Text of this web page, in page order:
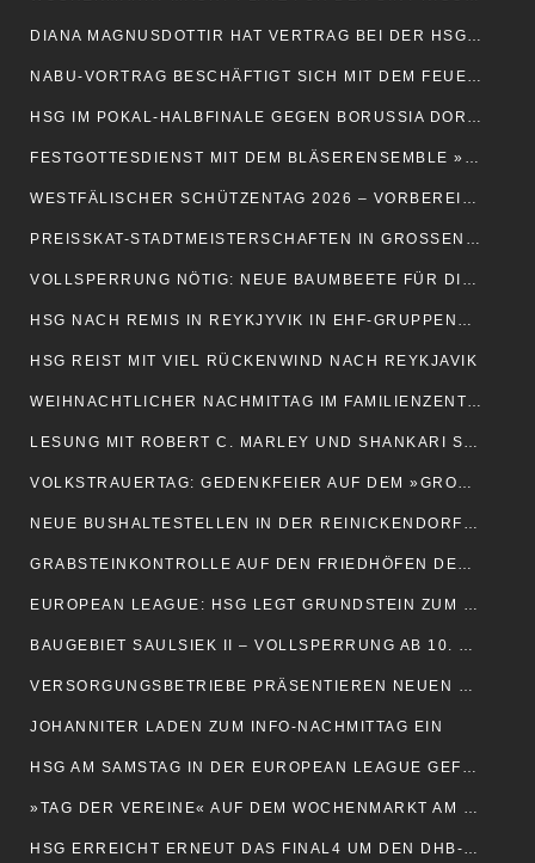
DIANA MAGNUSDOTTIR HAT VERTRAG BEI DER HSG VERLÄNGERT
NABU-VORTRAG BESCHÄFTIGT SICH MIT DEM FEUERSALAMANDER
HSG IM POKAL-HALBFINALE GEGEN BORUSSIA DORTMUND
FESTGOTTESDIENST MIT DEM BLÄSERENSEMBLE »ECHT KOPER«
WESTFÄLISCHER SCHÜTZENTAG 2026 – VORBEREITUNGEN SIND ANGELAUFEN
PREISSKAT-STADTMEISTERSCHAFTEN IN GROSSENMARPE
VOLLSPERRUNG NÖTIG: NEUE BAUMBEETE FÜR DIE GARTENSTRASSE
HSG NACH REMIS IN REYKJYVIK IN EHF-GRUPPENPHASE
HSG REIST MIT VIEL RÜCKENWIND NACH REYKJAVIK
WEIHNACHTLICHER NACHMITTAG IM FAMILIENZENTRUM BRÜNTRUP
LESUNG MIT ROBERT C. MARLEY UND SHANKARI SUSANNE HILL
VOLKSTRAUERTAG: GEDENKFEIER AUF DEM »GROENE PLAATS«
NEUE BUSHALTESTELLEN IN DER REINICKENDORFER STRASSE
GRABSTEINKONTROLLE AUF DEN FRIEDHÖFEN DER STADT BLOMBERG
EUROPEAN LEAGUE: HSG LEGT GRUNDSTEIN ZUM WEITERKOMMEN
BAUGEBIET SAULSIEK II – VOLLSPERRUNG AB 10. NOVEMBER
VERSORGUNGSBETRIEBE PRÄSENTIEREN NEUEN KALENDER
JOHANNITER LADEN ZUM INFO-NACHMITTAG EIN
HSG AM SAMSTAG IN DER EUROPEAN LEAGUE GEFORDERT
»TAG DER VEREINE« AUF DEM WOCHENMARKT AM FREITAG
HSG ERREICHT ERNEUT DAS FINAL4 UM DEN DHB-POKAL